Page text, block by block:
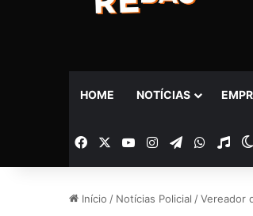
HOME NOTÍCIAS
Facebook YouTubeInstagramTelegram
Início / Notícias Policial /Vereador